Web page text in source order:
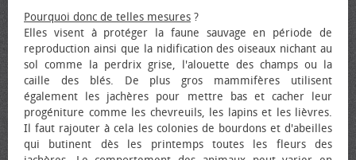
Pourquoi donc de telles mesures ?
Elles visent à protéger la faune sauvage en période de
reproduction ainsi que la nidification des oiseaux nichant au
sol comme la perdrix grise, l'alouette des champs ou la
caille des blés. De plus gros mammifères utilisent
également les jachères pour mettre bas et cacher leur
progéniture comme les chevreuils, les lapins et les lièvres.
Il faut rajouter à cela les colonies de bourdons et d'abeilles
qui butinent dès les printemps toutes les fleurs des